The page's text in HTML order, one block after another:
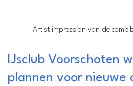
Artist impression van de
IJsclub Voorschoten
plannen voor nieuwe